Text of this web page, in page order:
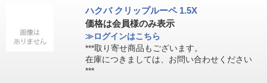
ハクバ クリップルーペ 1.5X
価格は会員様のみ表示
≫ログインはこちら
***取り寄せ商品もございます。
在庫につきましては、お問い合わせください
***